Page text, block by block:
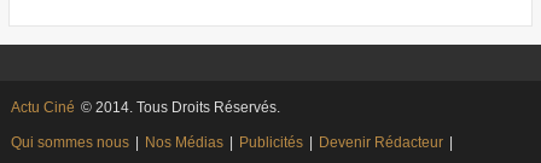
Actu Ciné © 2014. Tous Droits Réservés.
Qui sommes nous | Nos Médias | Publicités | Devenir Rédacteur |